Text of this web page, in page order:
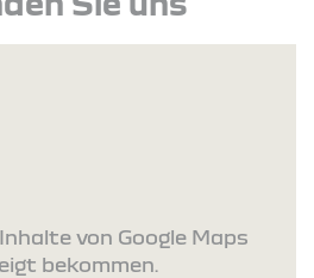
von Google Maps
bekommen.